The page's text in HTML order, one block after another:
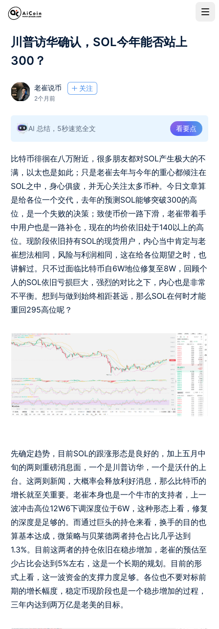
川普访华确认，SOL今年能否站上
300？
老崔说币 关注
2个月前
AI 总结，5秒速览全文 看要点
比特币徘徊在八万附近，很多朋友都对SOL产生极大的不
满，以太也是如此；只是老崔去年与今年的重心都倾注在
SOL之中，身心俱疲，并无心关注太多币种。今日文章算
是给各位一个交代，去年的预测SOL能够突破300的高
位，是一个失败的决策；致使币价一路下滑，老崔带着手
中用户也是一路补仓，现在的均价依旧处于140以上的高
位。现阶段依旧持有SOL的现货用户，内心当中肯定与老
崔想法相同，风险与利润相同，这在给各位期望之时，也
讲解过。只不过面临比特币自6W地位修复至8W，回顾个
人的SOL依旧亏损巨大，强烈的对比之下，内心也是非常
不平衡。想到与做到始终相距甚远，那么SOL在何时才能
重回295高位呢？
先确定趋势，目前SOL的跟涨形态是良好的，加上五月中
旬的两则重磅消息面，一个是川普访华，一个是沃什的上
台。这两则新闻，大概率会释放利好消息，那么比特币的
增长就至关重要。老崔本身也是一个牛市的支持者，上一
波冲击高位12W6下调深度位于6W，这种形态上看，修复
的深度是足够的。而通过巨头的持仓来看，换手的目的也
算基本达成，微策略与贝莱德两者持仓占比几乎达到
1.3%。目前这两者的持仓依旧在稳步增加，老崔的预估至
少占比会达到5%左右，这是一个长期的规划。目前的形
式上看，这一波资金的支撑力度足够。各位也不要对标前
期的增长幅度，稳定币现阶段也是一个稳步增加的过程，
三年内达到两万亿是老美的目标。